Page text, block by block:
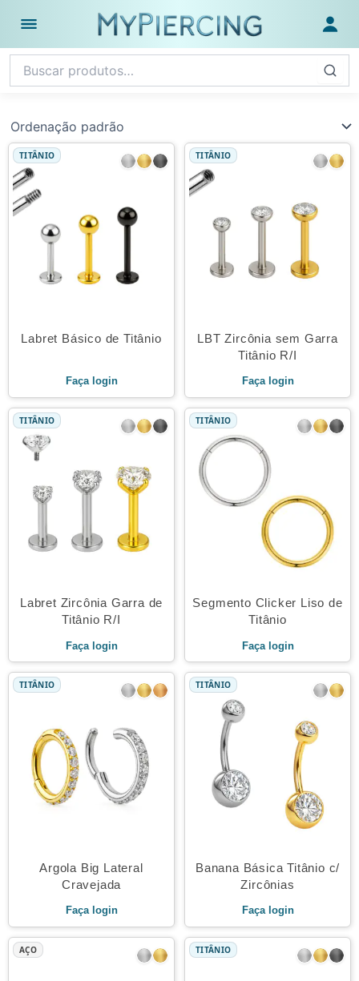
Abrir menu
para
o
conteúdo
TITÂNIO
Labret Básico de Titânio
Faça login
TITÂNIO
LBT Zircônia sem Garra
Titânio R/I
Faça login
TITÂNIO
Labret Zircônia Garra de
Titânio R/I
Faça login
TITÂNIO
Segmento Clicker Liso de
Titânio
Faça login
TITÂNIO
Argola Big Lateral
Cravejada
Faça login
TITÂNIO
Banana Básica Titânio c/
Zircônias
Faça login
AÇO TITÂNIO